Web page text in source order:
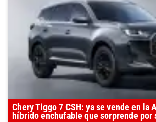
Chery Tiggo 7 CSH: ya se vende en la
híbrido enchufable que sorprende por